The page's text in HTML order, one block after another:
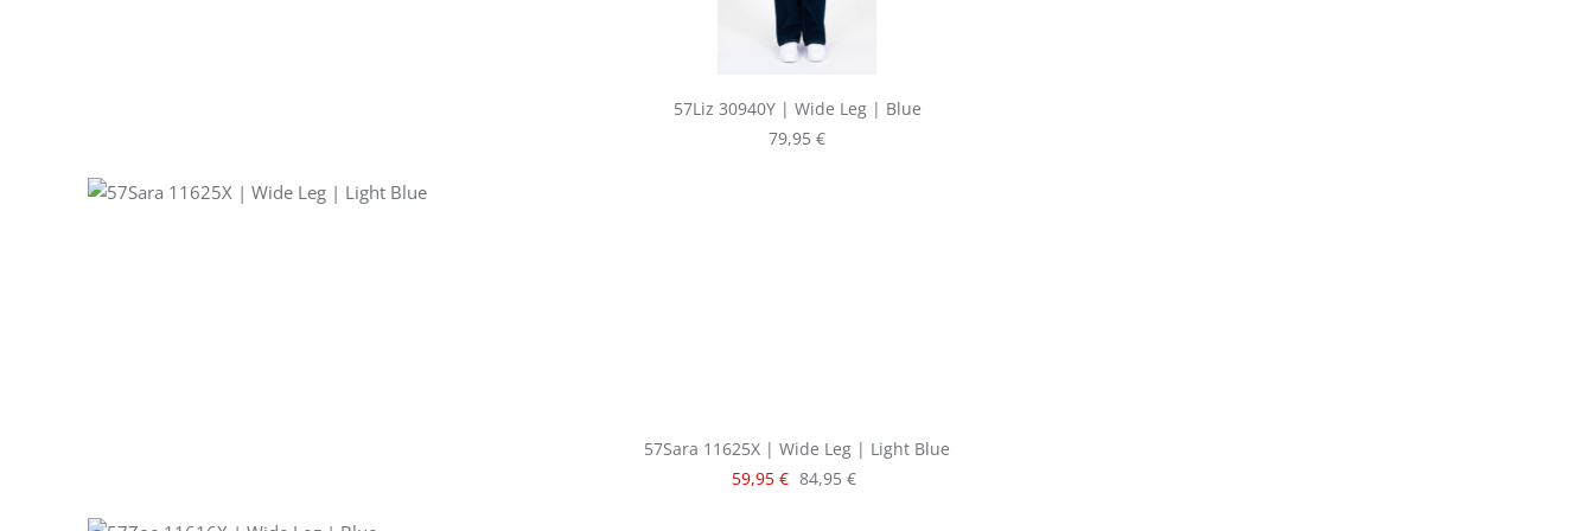
57Liz 30940Y | Wide Leg | Blue
Regulärer Preis:
79,95 €
57Sara 11625X | Wide Leg | Light Blue
Verkaufspreis:
59,95 € Regulärer Preis:
84,95 €